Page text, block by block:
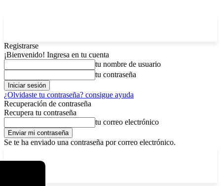
Registrarse
¡Bienvenido! Ingresa en tu cuenta
tu nombre de usuario
tu contraseña
¿Olvidaste tu contraseña? consigue ayuda
Recuperación de contraseña
Recupera tu contraseña
tu correo electrónico
Se te ha enviado una contraseña por correo electrónico.